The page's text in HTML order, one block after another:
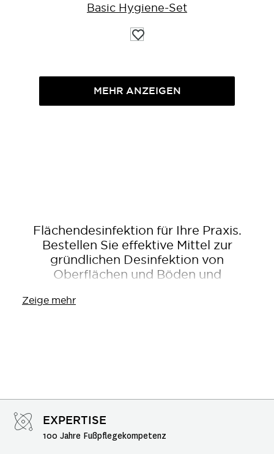
Basic Hygiene-Set
Auf
die
MEHR ANZEIGEN
Flächendesinfektion für Ihre Praxis.
Bestellen Sie effektive Mittel zur
gründlichen Desinfektion von
Oberflächen und Böden und
Zeige mehr
EXPERTISE
100 Jahre Fußpflegekompetenz